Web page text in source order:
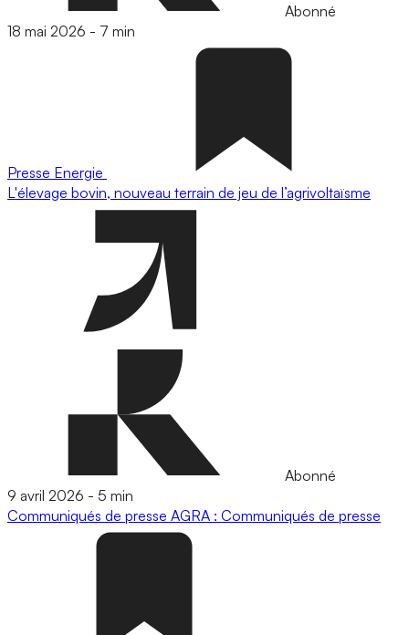
Abonné
18 mai 2026 - 7 min
Presse Energie
L'élevage bovin, nouveau terrain de jeu de l’agrivoltaïsme
Abonné
9 avril 2026 - 5 min
Communiqués de presse AGRA : Communiqués de presse